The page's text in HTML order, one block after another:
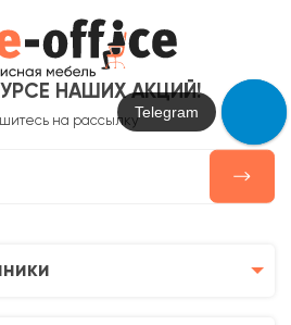
НАШИХ АКЦИЙ!
на рассылку
Telegram